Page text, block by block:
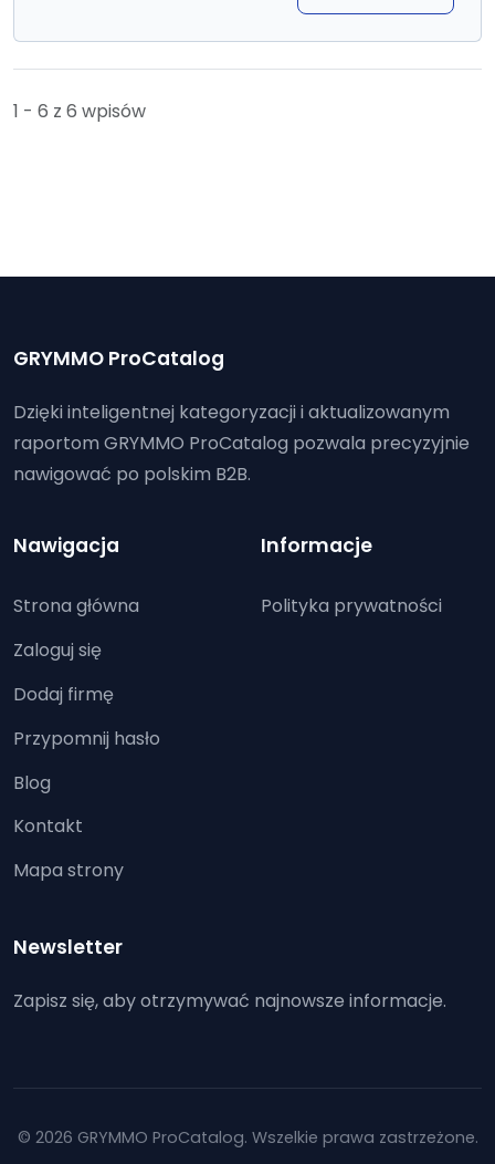
1 - 6 z 6 wpisów
GRYMMO ProCatalog
Dzięki inteligentnej kategoryzacji i aktualizowanym
raportom GRYMMO ProCatalog pozwala precyzyjnie
nawigować po polskim B2B.
Nawigacja
Strona główna
Zaloguj się
Dodaj firmę
Przypomnij hasło
Blog
Kontakt
Mapa strony
Informacje
Polityka prywatności
Newsletter
Zapisz się, aby otrzymywać najnowsze informacje.
© 2026 GRYMMO ProCatalog. Wszelkie prawa zastrzeżone.